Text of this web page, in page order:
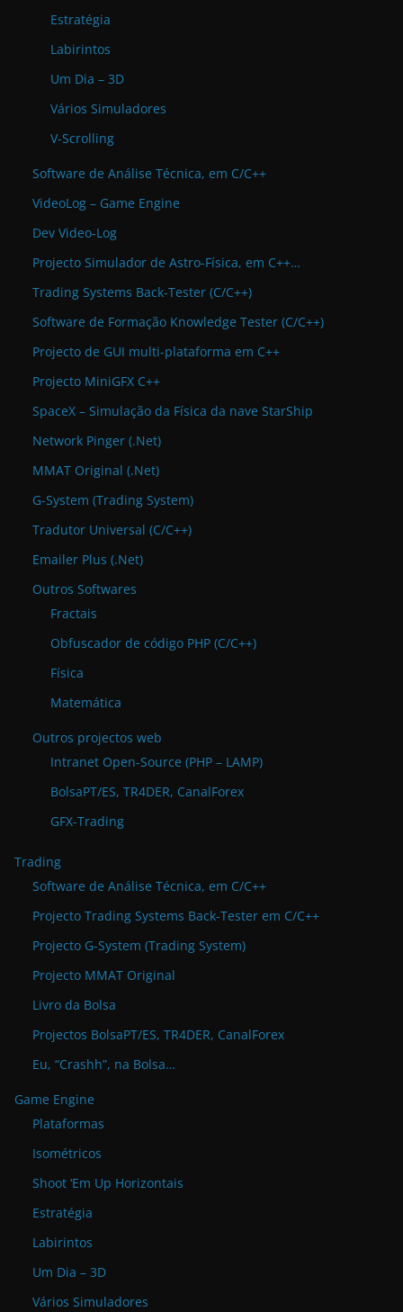
Estratégia
Labirintos
Um Dia – 3D
Vários Simuladores
V-Scrolling
Software de Análise Técnica, em C/C++
VideoLog – Game Engine
Dev Video-Log
Projecto Simulador de Astro-Física, em C++…
Trading Systems Back-Tester (C/C++)
Software de Formação Knowledge Tester (C/C++)
Projecto de GUI multi-plataforma em C++
Projecto MiniGFX C++
SpaceX – Simulação da Física da nave StarShip
Network Pinger (.Net)
MMAT Original (.Net)
G-System (Trading System)
Tradutor Universal (C/C++)
Emailer Plus (.Net)
Outros Softwares
Fractais
Obfuscador de código PHP (C/C++)
Física
Matemática
Outros projectos web
Intranet Open-Source (PHP – LAMP)
BolsaPT/ES, TR4DER, CanalForex
GFX-Trading
Trading
Software de Análise Técnica, em C/C++
Projecto Trading Systems Back-Tester em C/C++
Projecto G-System (Trading System)
Projecto MMAT Original
Livro da Bolsa
Projectos BolsaPT/ES, TR4DER, CanalForex
Eu, “Crashh”, na Bolsa…
Game Engine
Plataformas
Isométricos
Shoot ‘Em Up Horizontais
Estratégia
Labirintos
Um Dia – 3D
Vários Simuladores